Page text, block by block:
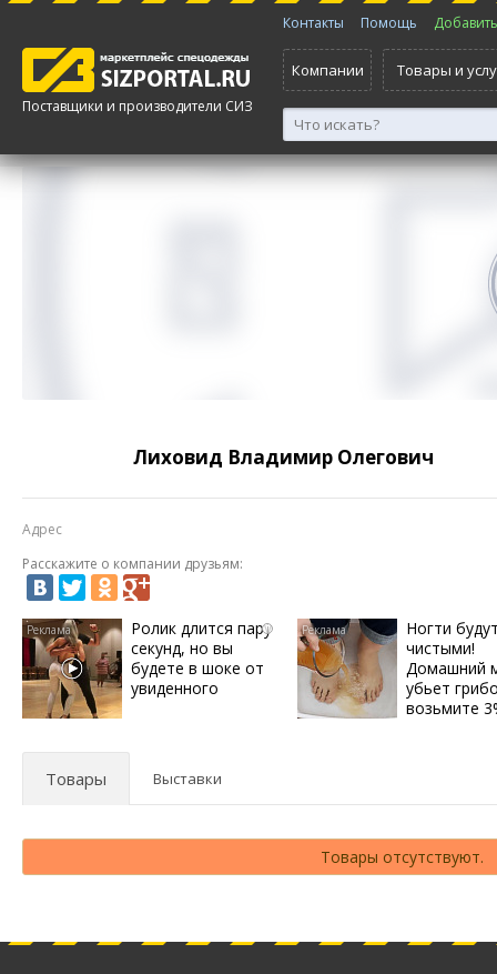
Поставщики и производители СИЗ
Контакты Помощь
Компании Товары и
Лиховид Владимир Олегович
Адрес
Расскажите о компании друзьям:
i
Ролик длится пару
секунд, но вы
будете в шоке от
увиденного
Ногти
чистыми!
Домашний
убьет
возьмите
Товары Выставки
Товары отсутствуют.